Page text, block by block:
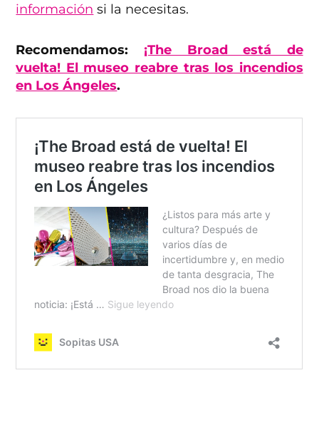
información si la necesitas.
Recomendamos: ¡The Broad está de
vuelta! El museo reabre tras los incendios
en Los Ángeles.